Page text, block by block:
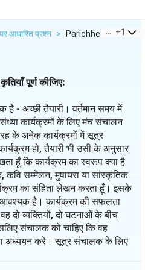
आधारित प्रश्न > Parichhed Padhkar
+1
पूर्ण कीजिए:
- अच्छी तैयारी। वर्तमान समय में
संध्या कार्यक्रमों के लिए मंच संचालन
के अनेक कार्यक्रमों में सूत्र
हो, तैयारी भी उसी के अनुसार
हूँ कि कार्यक्रम का स्वरूप क्या है
कवि सम्मेलन, मुषायरा या सांस्कृतिक
का संहिता लेखन करता हूँ। इसके
है। कार्यक्रम की सफलता
दो व्यक्तियों, दो घटनाओं के बीच
संचालक को चाहिए कि वह
अध्ययन करे। सूत्र संचालक के लिए